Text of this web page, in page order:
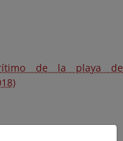
de la playa de